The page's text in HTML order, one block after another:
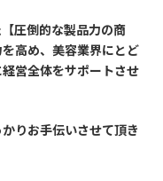
圧倒的な製品力の商
高め、美容業界にとど
営全体をサポートさせ
りお手伝いさせて頂き